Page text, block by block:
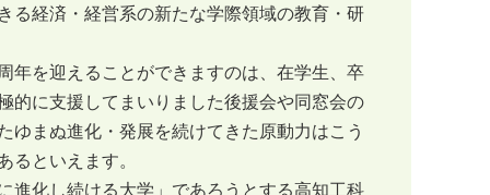
る経済・経営系の新たな学際領域の教育・研
を迎えることができますのは、在学生、卒
的に支援してまいりました後援会や同窓会の
まぬ進化・発展を続けてきた原動力はこう
といえます。
化し続ける大学」であろうとする高知工科